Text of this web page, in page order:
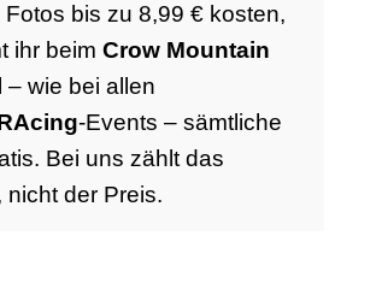
bis zu 8,99 € kosten,
ihr beim Crow Mountain
– wie bei allen
-Events – sämtliche
Bei uns zählt das
nicht der Preis.